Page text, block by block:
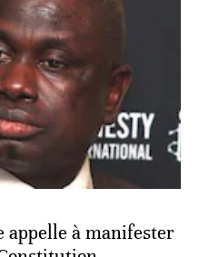
appelle à manifester